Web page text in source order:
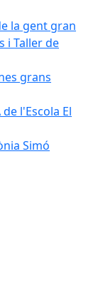
la gent gran
i Taller de
grans
l'Escola El
Simó